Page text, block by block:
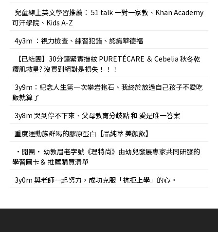
兒童線上英文學習推薦： 51 talk 一對一家教、Khan Academy
可汗學院、Kids A-Z
4y3m ：視力檢查、練習犯錯、認識華德福
【已結團】30分鐘緊實撫紋 PURETÉCARE ＆ Cebelia 秋冬乾
癢肌救星? 沒買到絕對是損失！！！
3y9m：紀念人生第一次攀岩抱石、我終於放過自己孩子不愛吃
飯就算了
3y8m 哭到停不下來、父母教育分歧點 和 愛是唯一答案
重度運動族群喝的膠原蛋白【品純萃 美顏飲】
•開團• 幼教屆老字號《理特尚》由幼兒發展專家共同研發的
學習圖卡＆ 推薦購買清單
3y0m 與老師一起努力，成功克服「抗拒上學」的心。